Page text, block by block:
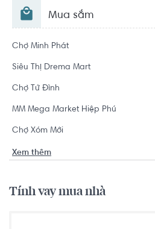
Mua sắm
Chợ Minh Phát
Siêu Thị Drema Mart
Chợ Tử Đình
MM Mega Market Hiệp Phú
Chợ Xóm Mới
Xem thêm
Tính vay mua nhà